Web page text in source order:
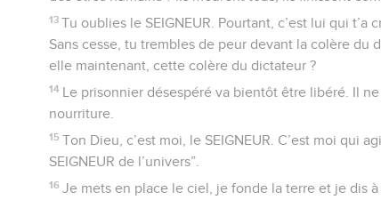
13 Tu oublies le SEIGNEUR. Pourtant, c’est lui qui
Sans cesse, tu trembles de peur devant la colère du
elle maintenant, cette colère du dictateur ?
14 Le prisonnier désespéré va bientôt être libéré. Il
nourriture.
15 Ton Dieu, c’est moi, le SEIGNEUR. C’est moi qui
SEIGNEUR de l’univers”.
16 Je mets en place le ciel, je fonde la terre et je dis